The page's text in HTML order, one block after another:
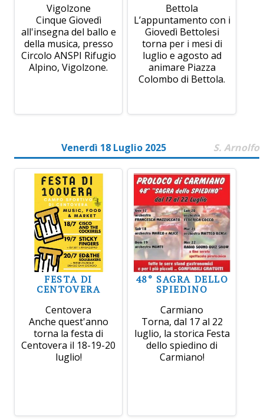
Vigolzone
Cinque Giovedì
all'insegna del ballo e
della musica, presso
Circolo ANSPI Rifugio
Alpino, Vigolzone.
Bettola
L’appuntamento con i
Giovedì Bettolesi
torna per i mesi di
luglio e agosto ad
animare Piazza
Colombo di Bettola.
Venerdì 18 Luglio 2025 S. Arnolfo
FESTA DI
CENTOVERA
Centovera
Anche quest'anno
torna la festa di
Centovera il 18-19-20
luglio!
48° SAGRA DELLO
SPIEDINO
Carmiano
Torna, dal 17 al 22
luglio, la storica Festa
dello spiedino di
Carmiano!